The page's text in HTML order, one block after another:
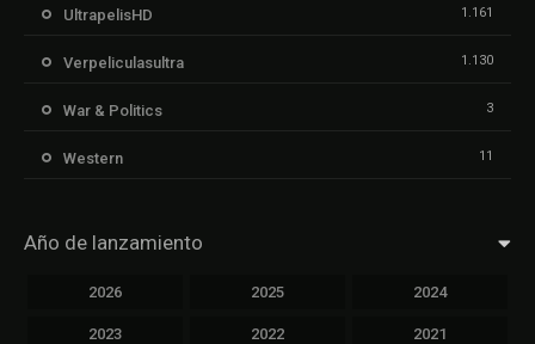
UltrapelisHD 1.161
Verpeliculasultra 1.130
War & Politics 3
Western 11
Año de lanzamiento
2026 2025 2024
2023 2022 2021